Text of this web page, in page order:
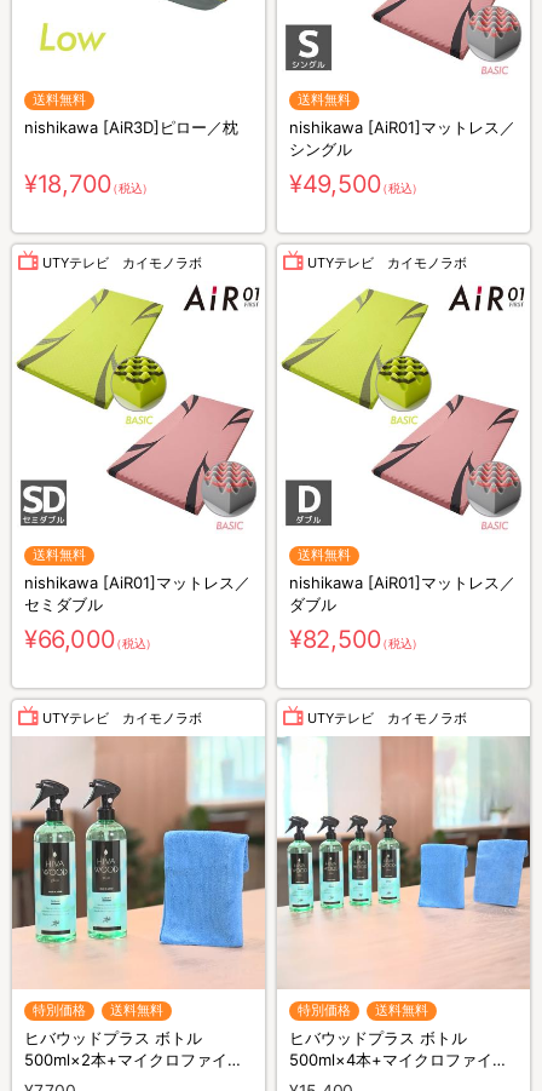
送料無料
nishikawa [AiR3D]ピロー／枕
¥18,700（税込）
送料無料
nishikawa [AiR01]マットレス／
シングル
¥49,500（税込）
UTYテレビ カイモノラボ
送料無料
nishikawa [AiR01]マットレス／
セミダブル
¥66,000（税込）
UTYテレビ カイモノラボ
送料無料
nishikawa [AiR01]マットレス／
ダブル
¥82,500（税込）
UTYテレビ カイモノラボ
特別価格 送料無料
ヒバウッドプラス ボトル
500ml×2本+マイクロファイバ
ークロス×1枚／防虫スプレー／
UTYテレビ カイモノラボ
特別価格 送料無料
ヒバウッドプラス ボトル
500ml×4本+マイクロファイバ
ークロス×2枚／防虫スプレー／